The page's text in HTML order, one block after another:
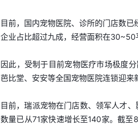
目前，国内宠物医院、诊所的门店数
企业占比超过九成，经营面积在30~50
因此，受制于目前宠物医疗市场极度
芭比堂、安安等全国宠物医院连锁迎来
目前，瑞派宠物在门店数、领军人才
数量已从71家快速增长至140家。截